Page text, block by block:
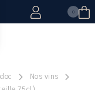
0
Nos vins